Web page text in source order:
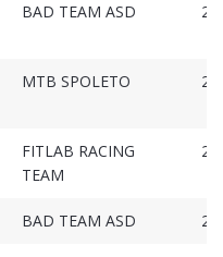
BAD TEAM ASD
MTB SPOLETO
FITLAB RACING
TEAM
BAD TEAM ASD